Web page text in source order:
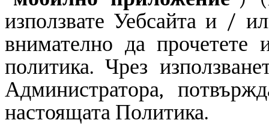
използвате Уебсайта и /
внимателно да прочетете
политика. Чрез
Администратора,
настоящата Политика.